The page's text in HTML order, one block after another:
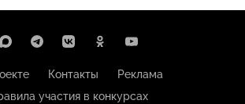
Контакты
Реклама
участия в конкурсах